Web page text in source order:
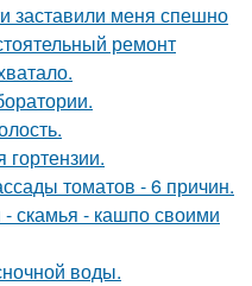
заставили меня спешно
ремонт
томатов - 6 причин.
скамья - кашпо своими
воды.